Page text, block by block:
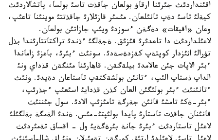
اقئنداردئث جئرئنا ارقاؤ بولعان جاقذت تاسئ بولسا، پاتشالاردئث
كيةلئ تاسئ دةپ تانئلعان. مئسئر قازئلارئ جاقذتتئ موينئنا تاعئپ،
وعان «اقيقات» دةگةن ءسوزدئ ويئپ جازاتئن بولعان.
لاعئلداردئث دا تاعدئرئ قئزئق. ةجةلگئ ءذندئ تراكتاتتارئندا بذل
تؤرالئ اثئزدار كوپتةپ كةزدةسةدئ. سونئث ءبئرئ، باعزئ زاماندا
ءبئر الاپات جئن عالامدئ بيلةگةن. قاهارئنا مئنگةن قذداي ونئ
الداپ ذستاپ الئپ، ءتانئن بولشةكتةپ تاستاعان دةيدئ. ونئث
ءتانئنئث ءبئر بولئگئن العان كذن قذدايئ اسئعئپ ءجذرئپ،
ءبئر-ةكئ تامشئ قانئن جةرگة تامئزئپ الادئ. سول جئننئث
قانئنان جاقذت تاستارئ پايدا بولئپتئ-مئس. ةندئ الةمگة بةلگئلئ
لاعئل تاستاردئث ءبئرئ جانة بئرةگةيئ ول - اقساق تةمئردئث